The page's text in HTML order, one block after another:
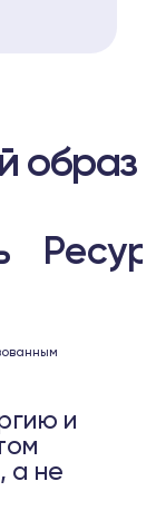
образ
и
а не
и
энергии